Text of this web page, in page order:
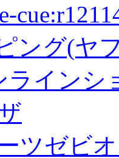
ング(ヤ
ラインシ
ツゼビ